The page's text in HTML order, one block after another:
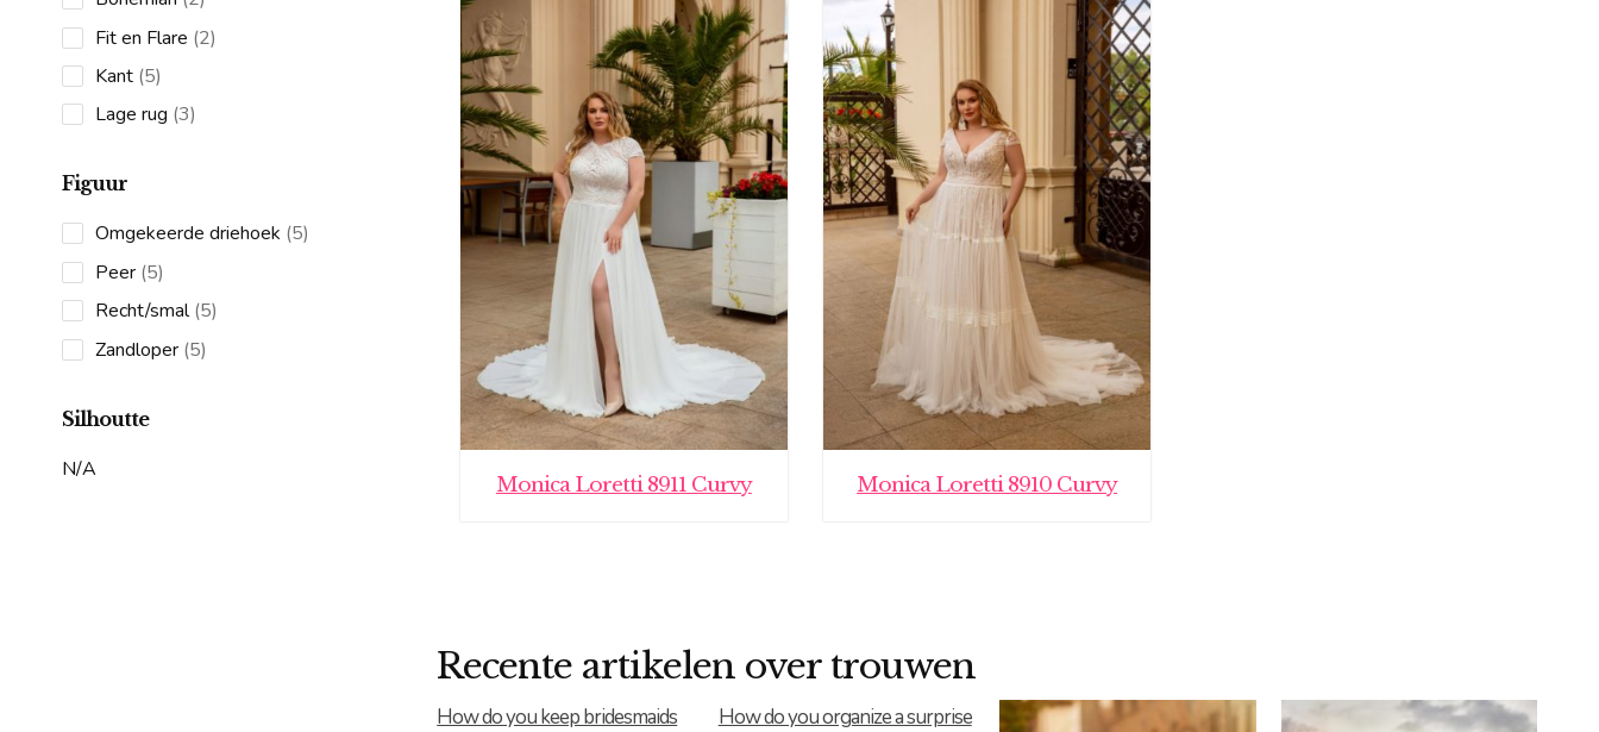
products
Fit en Flare 22
Kant 55
products
Lage rug 33
Figuur
Omgekeerde driehoek 55
Peer 55
products
Recht/smal 55
Zandloper 55
Silhoutte
N/A
Monica Loretti 8911 Curvy Monica Loretti 8910 Curvy
Recente artikelen over trouwen
How do you keep bridesmaids
How do you organize a surprise